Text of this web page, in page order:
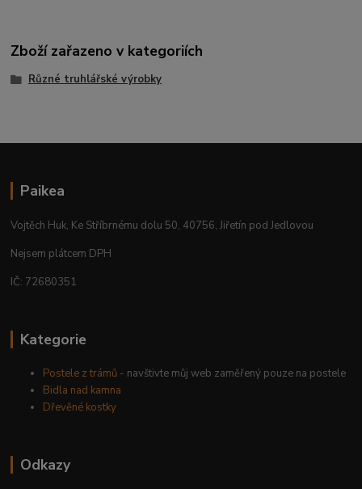
Zboží zařazeno v kategoriích
Různé truhlářské výrobky
Paikea
Vojtěch Huk, Ke Stříbrnému dolu 50, 40756, Jiřetín pod Jedlovou
Nejsem plátcem DPH
IČ: 72680351
Kategorie
Postele z trámů - navštivte můj web zaměřený pouze na postele
Bidla nad kamna
Dřevěné kostky
Odkazy